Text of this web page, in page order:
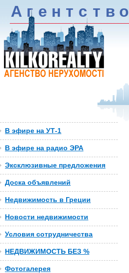
А г е н т c т в о
В эфире на УТ-1
В эфире на радио ЭРА
Эксклюзивные предложения
Доска объявлений
Недвижимость в Греции
Новости недвижимости
Условия сотрудничества
НЕДВИЖИМОСТЬ БЕЗ %
Фотогалерея